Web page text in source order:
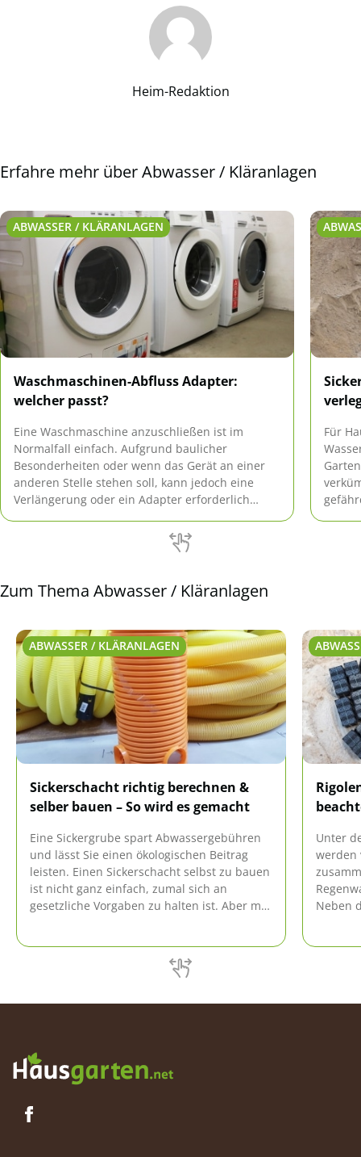
Heim-Redaktion
Erfahre mehr über Abwasser / Kläranlagen
ABWASSER / KLÄRANLAGEN
Waschmaschinen-Abfluss Adapter:
welcher passt?
Eine Waschmaschine anzuschließen ist im
Normalfall einfach. Aufgrund baulicher
Besonderheiten oder wenn das Gerät an einer
anderen Stelle stehen soll, kann jedoch eine
Verlängerung oder ein Adapter erforderlich
Für
Zum Thema Abwasser / Kläranlagen
ABWASSER / KLÄRANLAGEN
Sickerschacht richtig berechnen &
selber bauen – So wird es gemacht
Eine Sickergrube spart Abwassergebühren
und lässt Sie einen ökologischen Beitrag
leisten. Einen Sickerschacht selbst zu bauen
ist nicht ganz einfach, zumal sich an
gesetzliche Vorgaben zu halten ist. Aber mit
Unter
werden
Neben